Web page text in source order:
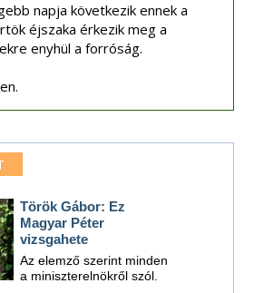
napja következik ennek a
éjszaka érkezik meg a
enyhül a forróság.
Török Gábor: Ez
Magyar Péter
vizsgahete
Az elemző szerint minden
a miniszterelnökről szól.